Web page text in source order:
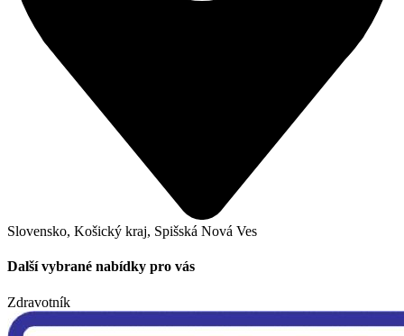
Slovensko, Košický kraj, Spišská Nová Ves
Další vybrané nabídky pro vás
Zdravotník